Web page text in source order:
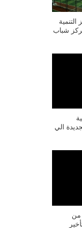
شباب
الي
50% من